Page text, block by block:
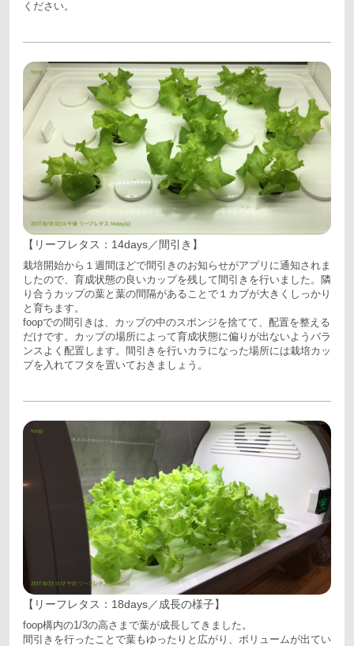
ください。
【リーフレタス：14days／間引き】
栽培開始から１週間ほどで間引きのお知らせがアプリに通知されま
したので、育成状態の良いカップを残して間引きを行いました。隣
り合うカップの葉と葉の間隔があることで１カブが大きくしっかり
と育ちます。
foopでの間引きは、カップの中のスポンジを捨てて、配置を整える
だけです。カップの場所によって育成状態に偏りが出ないようバラ
ンスよく配置します。間引きを行いカラになった場所には栽培カッ
プを入れてフタを置いておきましょう。
【リーフレタス：18days／成長の様子】
foop構内の1/3の高さまで葉が成長してきました。
間引きを行ったことで葉もゆったりと広がり、ボリュームが出てい